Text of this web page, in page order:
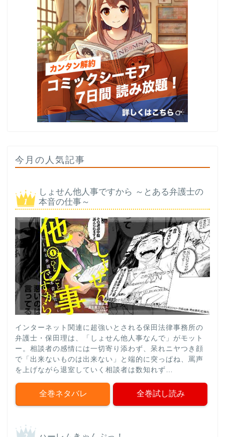
今月の人気記事
しょせん他人事ですから ～とある弁護士の
本音の仕事～
インターネット関連に超強いとされる保田法律事務所の
弁護士・保田理は、「しょせん他人事なんで」がモット
ー。相談者の感情には一切寄り添わず、呆れニヤつき顔
で「出来ないものは出来ない」と端的に突っぱね、罵声
を上げながら退室していく相談者は数知れず…
全巻ネタバレ 全巻試し読み